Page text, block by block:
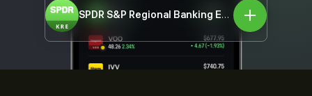
SPDR S&P Regional Banking ETF KRE